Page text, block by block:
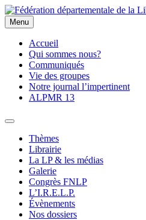
Skip
to
content
Fédération départementale de la Libre
Membre de la fédération Nationale
maitre
Menu
Accueil
Qui sommes nous?
Communiqués
Vie des groupes
Notre journal l’impertinent
ALPMR 13
Thèmes
Librairie
La LP & les médias
Galerie
Congrès FNLP
L’I.R.E.L.P.
Évènements
Nos dossiers